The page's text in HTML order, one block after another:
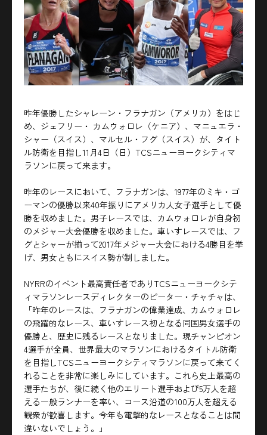
昨年優勝したシャレーン・フラナガン（アメリカ）をはじ
め、ジェフリー・ カムウォロレ（ケニア）、マニュエラ・
シャー（スイス）、マルセル・フグ（スイス）が、タイト
ル防衛を目指し11月4日（日）TCSニューヨークシティマ
ラソンに戻って来ます。
昨年のレースにおいて、フラナガンは、1977年のミキ・ゴ
ーマンの優勝以来40年振りにアメリカ人女子選手として優
勝を収めました。男子レースでは、カムウォロレが自身初
のメジャー大会優勝を収めました。車いすレースでは、フ
グとシャーが揃って2017年メジャー大会における4勝目を挙
げ、男女ともにスイス勢が制しました。
NYRRのイベント最高責任者でありTCSニューヨークシテ
ィマラソンレースディレクターのピーター・チャチャは、
「昨年のレースは、フラナガンの偉業達成、カムウォロレ
の飛躍的なレース、車いすレース初となる同国男女選手の
優勝と、歴史に残るレースとなりました。現チャンピオン
4選手が全員、世界最大のマラソンにおけるタイトル防衛
を目指しTCSニューヨークシティマラソンに戻って来てく
れることを非常に楽しみにしています。これら史上最高の
選手たちが、後に続く他のエリート選手および5万人を超
える一般ランナーを率い、コース沿道の100万人を超える
観衆が歓喜します。今年も電撃的なレースとなることは間
違いないでしょう。」